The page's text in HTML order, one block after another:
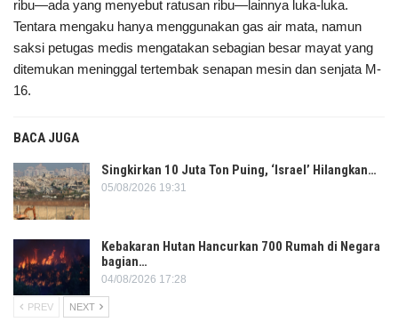
ribu—ada yang menyebut ratusan ribu—lainnya luka-luka.
Tentara mengaku hanya menggunakan gas air mata, namun
saksi petugas medis mengatakan sebagian besar mayat yang
ditemukan meninggal tertembak senapan mesin dan senjata M-
16.
BACA JUGA
Singkirkan 10 Juta Ton Puing, ‘Israel’ Hilangkan…
05/08/2026 19:31
Kebakaran Hutan Hancurkan 700 Rumah di Negara
bagian…
04/08/2026 17:28
PREV NEXT